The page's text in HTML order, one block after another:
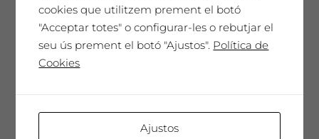
SAÓ EXPRESSIU 2021
cada any seleccionat i presentat en una
Edició de Col·leccionista amb l'etiqueta
dissenyada per l'artista convidat de
cookies que utilitzem prement el botó
"Acceptar totes" o configurar-les o rebutjar el
seu ús prement el botó "Ajustos". Política de
Cookies
Ajustos